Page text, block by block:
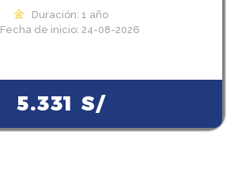
Duración: 1 año
Fecha de inicio: 24-08-2026
5.331 S/